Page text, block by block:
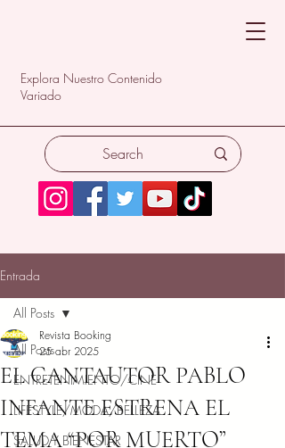
Explora Nuestro Contenido
Variado
Entrada
All Posts
ENTRETENIMIENTO/CINE
LIFESTYLE/MODA/BELLEZA
SALUD Y BIENESTAR
All Posts
EL CANTAUTOR PABLO
INFANTE ESTRENA EL
TEMA “POR MUERTO”
Revista Booking
25 abr 2025